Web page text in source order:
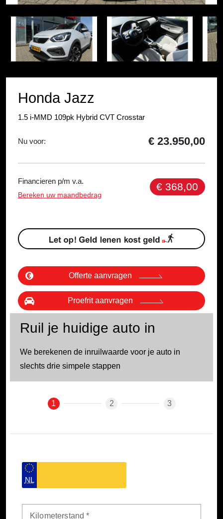
Item
20
1
Honda Jazz
1.5 i-MMD 109pk Hybrid CVT Crosstar
Nu voor: € 23.950,00
Financieren p/m v.a. € 368,00
Bereken uw maandbedrag
Offerte aanvragen
Proefrit aanvragen